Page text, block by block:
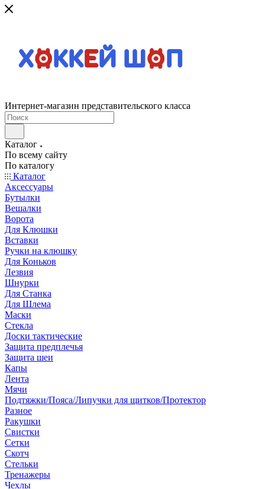
Интернет-магазин представительского класса
Каталог
По всему сайту
По каталогу
Каталог
Аксессуары
Бутылки
Вешалки
Ворота
Для Клюшки
Вставки
Ручки на клюшку
Для Коньков
Лезвия
Шнурки
Для Станка
Для Шлема
Маски
Стекла
Доски тактические
Защита предплечья
Защита шеи
Капы
Лента
Мячи
Подтяжки/Пояса/Липучки для щитков/Протектор
Разное
Ракушки
Свистки
Сетки
Скотч
Стельки
Тренажеры
Чехлы